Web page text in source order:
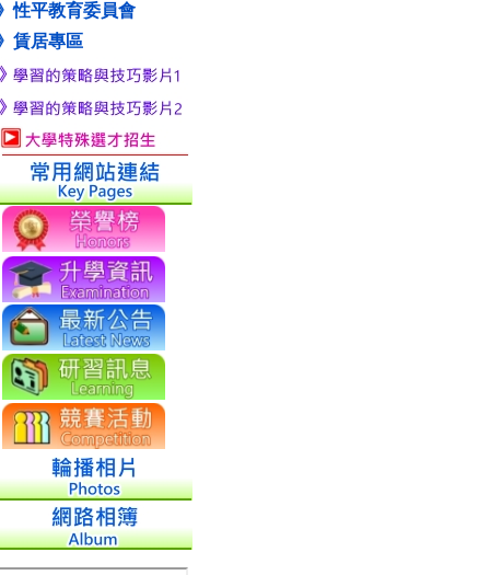
性平教育委員會
賃居專區